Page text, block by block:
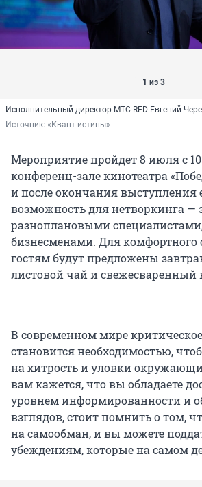
1 из 3
Исполнительный директор МТС RED Евгений
Источник: «Квант истины»
Мероприятие пройдет 8 июля с
конференц-зале кинотеатра
и после окончания выступления
возможность для нетворкинга —
разноплановыми
бизнесменами. Для
гостям будут предложены
листовой чай и свежесваренный
В современном мире
становится необходимостью,
на хитрость и уловки
вам кажется, что вы обладаете
уровнем информированности и
взглядов, стоит помнить о том,
на самообман, и вы можете
убеждениям, которые на самом